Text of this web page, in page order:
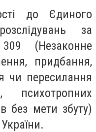
до Єдиного
за
(Незаконне
придбання,
чи пересилання
психотропних
без мети збуту)